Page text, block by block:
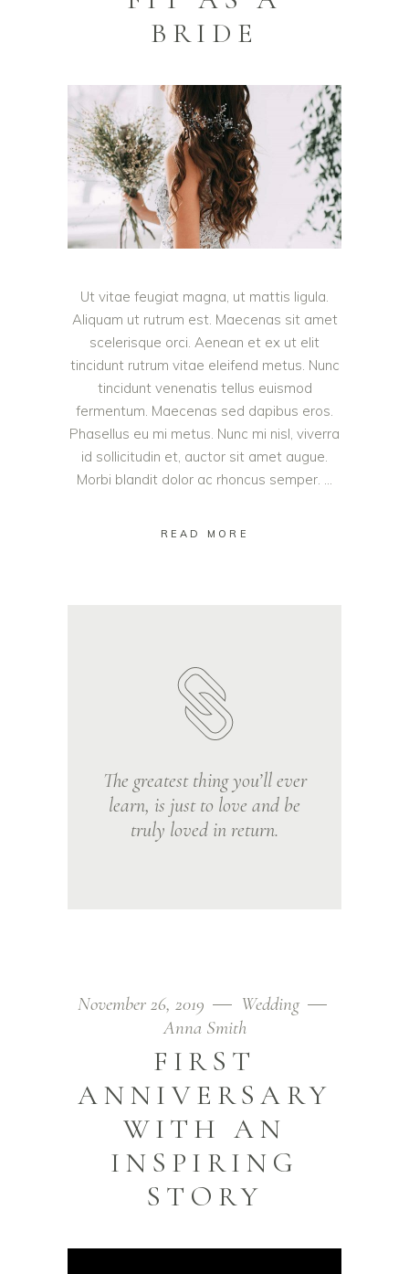
BRIDE
Ut vitae feugiat magna, ut mattis ligula.
Aliquam ut rutrum est. Maecenas sit amet
scelerisque orci. Aenean et ex ut elit
tincidunt rutrum vitae eleifend metus. Nunc
tincidunt venenatis tellus euismod
fermentum. Maecenas sed dapibus eros.
Phasellus eu mi metus. Nunc mi nisl, viverra
id sollicitudin et, auctor sit amet augue.
Morbi blandit dolor ac rhoncus semper.
READ MORE
The greatest thing you’ll ever
learn, is just to love and be
truly loved in return.
November 26, 2019
Wedding
Anna Smith
FIRST
ANNIVERSARY
WITH AN
INSPIRING
STORY